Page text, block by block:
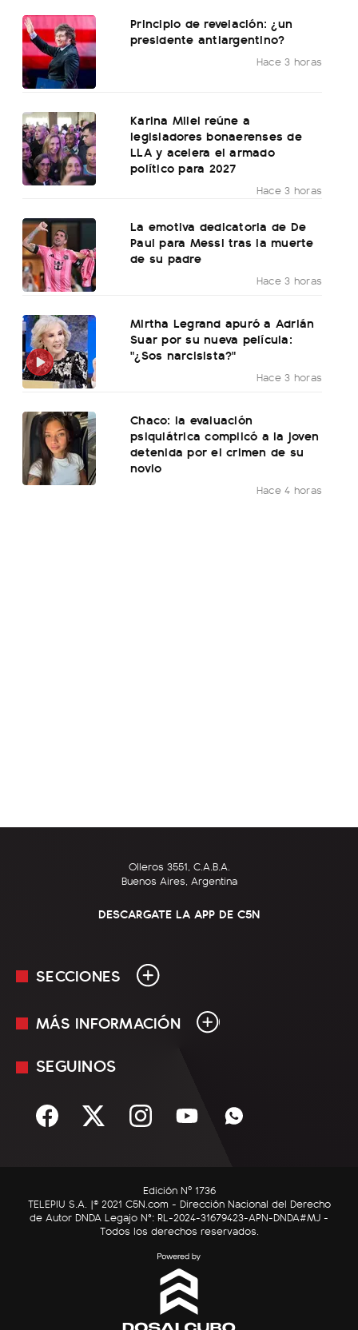
Principio de revelación: ¿un
presidente antiargentino?
Hace 3 horas
Karina Milei reúne a
legisladores bonaerenses de
LLA y acelera el armado
político para 2027
Hace 3 horas
La emotiva dedicatoria de De
Paul para Messi tras la muerte
de su padre
Hace 3 horas
Mirtha Legrand apuró a Adrián
Suar por su nueva película:
"¿Sos narcisista?"
Hace 3 horas
Chaco: la evaluación
psiquiátrica complicó a la joven
detenida por el crimen de su
novio
Hace 4 horas
Olleros 3551, C.A.B.A.
Buenos Aires, Argentina
DESCARGATE LA APP DE C5N
SECCIONES
En Vivo
Sociedad
C5N Autos
RatingCero
MÁS INFORMACIÓN
Mediakit
Términos y condiciones
SEGUINOS
Edición Nº 1736
TELEPIU S.A. |© 2021 C5N.com - Dirección Nacional del Derecho
de Autor DNDA Legajo N°: RL-2024-31679423-APN-DNDA#MJ -
Todos los derechos reservados.